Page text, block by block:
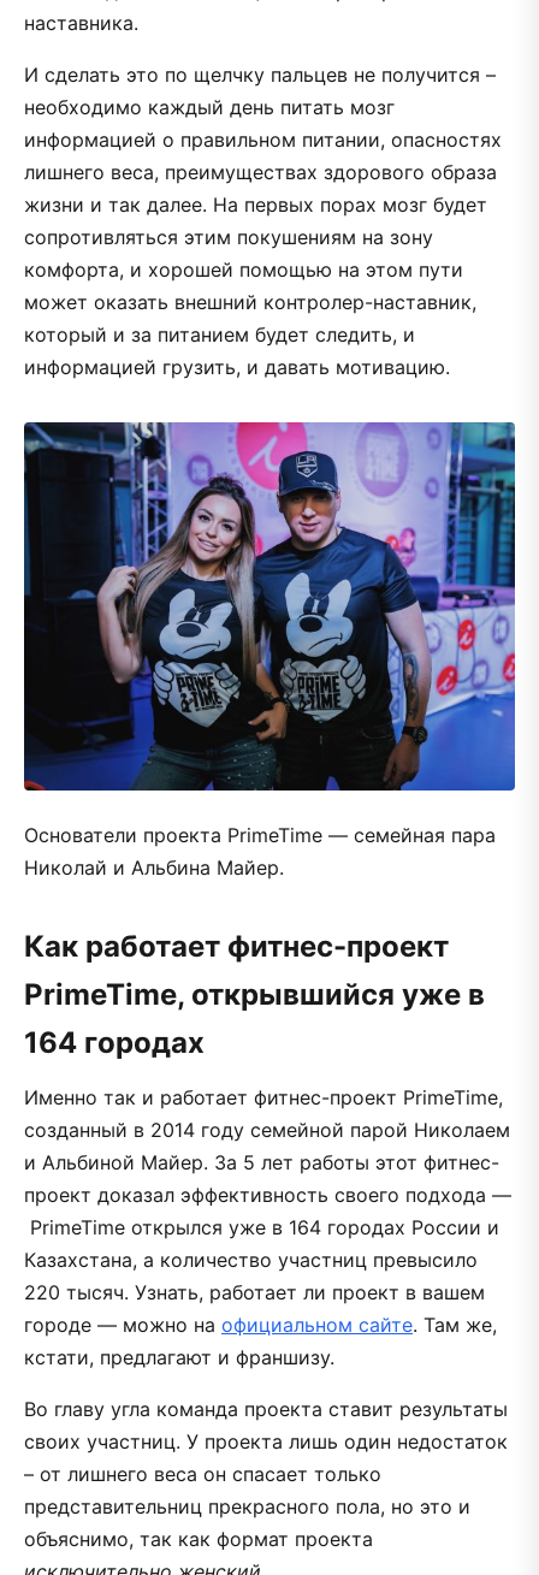
наставника.
И сделать это по щелчку пальцев не получится –
необходимо каждый день питать мозг
информацией о правильном питании, опасностях
лишнего веса, преимуществах здорового образа
жизни и так далее. На первых порах мозг будет
сопротивляться этим покушениям на зону
комфорта, и хорошей помощью на этом пути
может оказать внешний контролер-наставник,
который и за питанием будет следить, и
информацией грузить, и давать мотивацию.
Основатели проекта PrimeTime — семейная пара
Николай и Альбина Майер.
Как работает фитнес-проект
PrimeTime, открывшийся уже в
164 городах
Именно так и работает фитнес-проект PrimeTime,
созданный в 2014 году семейной парой Николаем
и Альбиной Майер. За 5 лет работы этот фитнес-
проект доказал эффективность своего подхода —
PrimeTime открылся уже в 164 городах России и
Казахстана, а количество участниц превысило
220 тысяч. Узнать, работает ли проект в вашем
городе — можно на официальном сайте. Там же,
кстати, предлагают и франшизу.
Во главу угла команда проекта ставит результаты
своих участниц. У проекта лишь один недостаток
– от лишнего веса он спасает только
представительниц прекрасного пола, но это и
объяснимо, так как формат проекта